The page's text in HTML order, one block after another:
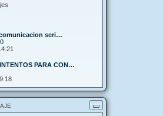
seri…
PARA CON…